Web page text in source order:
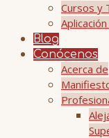
Cursos y
Blog
Conócenos
Acerca de